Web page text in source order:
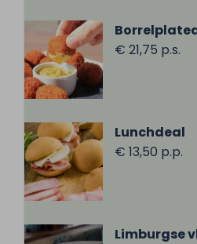
€ 21,75 p.s.
Lunchdeal
€ 13,50 p.p.
Limburgse